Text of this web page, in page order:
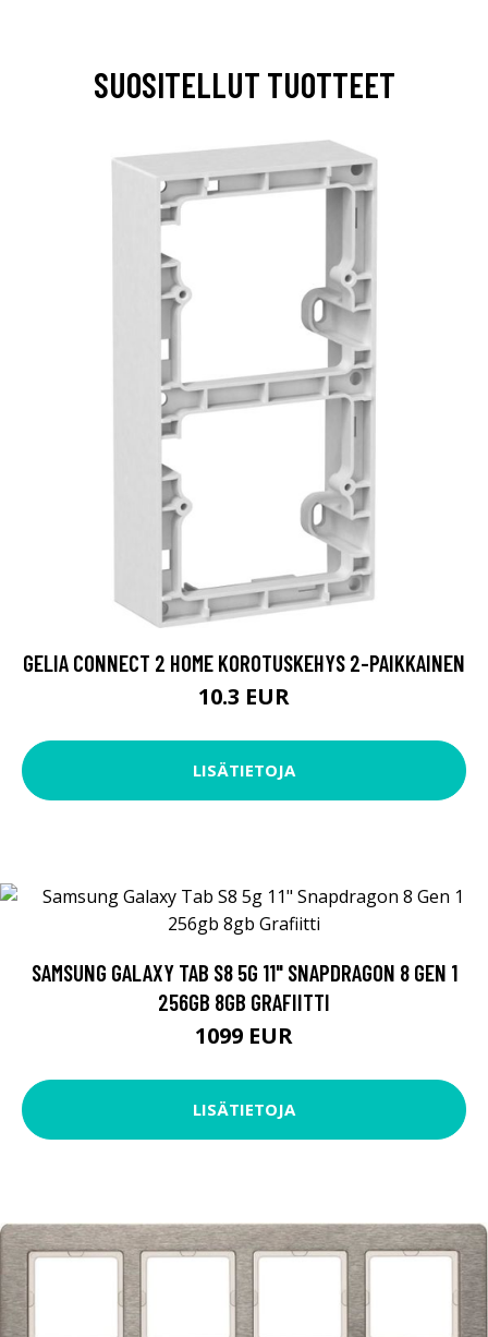
SUOSITELLUT TUOTTEET
GELIA CONNECT 2 HOME KOROTUSKEHYS 2-PAIKKAINEN
10.3 EUR
LISÄTIETOJA
SAMSUNG GALAXY TAB S8 5G 11" SNAPDRAGON 8 GEN 1
256GB 8GB GRAFIITTI
1099 EUR
LISÄTIETOJA